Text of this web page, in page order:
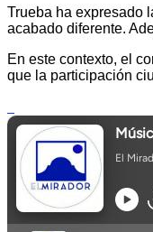
Trueba ha expresado
acabado diferente.
En este contexto, el
que la participación